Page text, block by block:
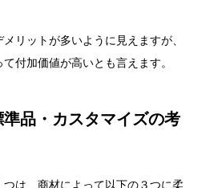
リットが多いように見えますが、
付加価値が高いとも言えます。
品・カスタマイズの考
つは、商材によって以下の３つに柔